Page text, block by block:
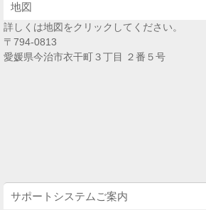
地図
詳しくは地図をクリックしてください。
〒794-0813
愛媛県今治市衣干町３丁目 ２番５号
サポートシステムご案内